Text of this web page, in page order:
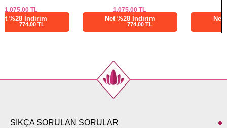
Net %28 İndirim Net %28 İndirim
SIKÇA SORULAN SORULAR